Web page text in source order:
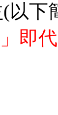
(以下
即